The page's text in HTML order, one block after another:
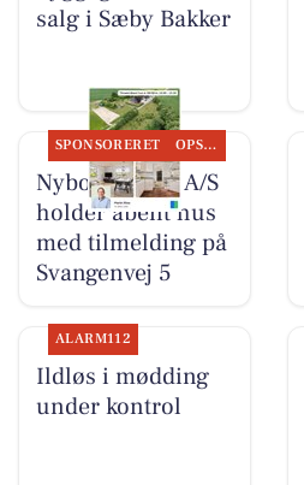
salg i Sæby Bakker
SPONSORERET OPSLAGSTAVLEN
Nybolig Sæby A/S
holder åbent hus
med tilmelding på
Svangenvej 5
ALARM112
Ildløs i mødding
under kontrol